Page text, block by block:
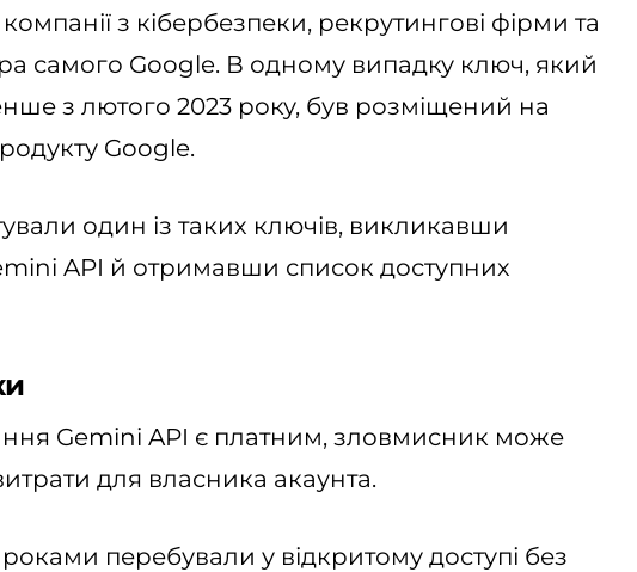
з кібербезпеки, рекрутингові фірми та
самого Google. В одному випадку ключ, який
з лютого 2023 року, був розміщений на
Google.
один із таких ключів, викликавши
API й отримавши список доступних
Gemini API є платним, зловмисник може
для власника акаунта.
перебували у відкритому доступі без